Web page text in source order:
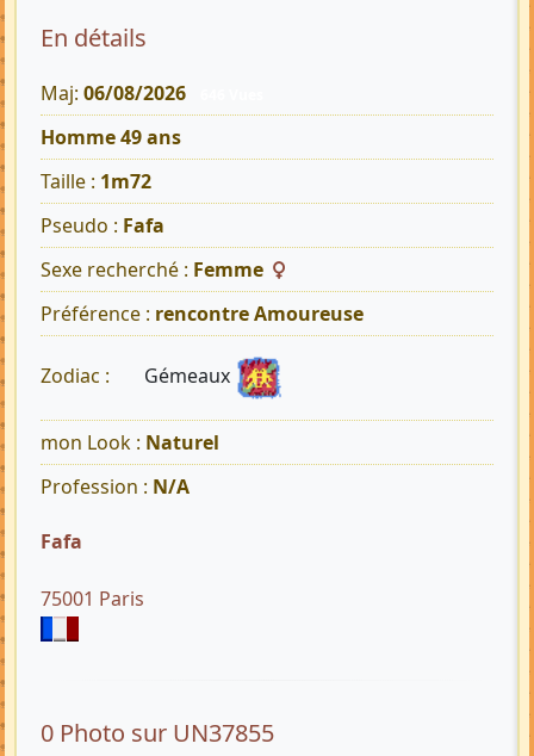
En détails
Maj: 06/08/2026
Homme 49 ans
Taille : 1m72
Pseudo : Fafa
Sexe recherché : Femme
Préférence : rencontre Amoureuse
Zodiac : Gémeaux
mon Look : Naturel
Profession : N/A
Fafa
75001 Paris
0 Photo sur UN37855